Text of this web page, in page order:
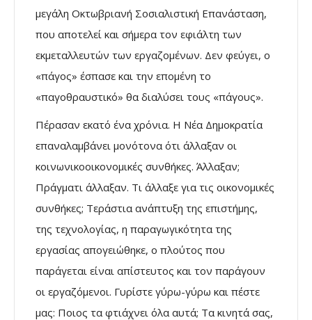
μεγάλη Οκτωβριανή Σοσιαλιστική Επανάσταση,
που αποτελεί και σήμερα τον εφιάλτη των
εκμεταλλευτών των εργαζομένων. Δεν φεύγει, ο
«πάγος» έσπασε και την επομένη το
«παγοθραυστικό» θα διαλύσει τους «πάγους».
Πέρασαν εκατό ένα χρόνια. Η Νέα Δημοκρατία
επαναλαμβάνει μονότονα ότι άλλαξαν οι
κοινωνικοοικονομικές συνθήκες. Άλλαξαν;
Πράγματι άλλαξαν. Τι άλλαξε για τις οικονομικές
συνθήκες; Τεράστια ανάπτυξη της επιστήμης,
της τεχνολογίας, η παραγωγικότητα της
εργασίας απογειώθηκε, ο πλούτος που
παράγεται είναι απίστευτος και τον παράγουν
οι εργαζόμενοι. Γυρίστε γύρω-γύρω και πέστε
μας: Ποιος τα φτιάχνει όλα αυτά; Τα κινητά σας,